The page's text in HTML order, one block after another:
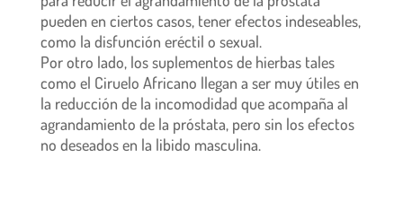
pueden en ciertos casos, tener efectos indeseables,
como la disfunción eréctil o sexual.
Por otro lado, los suplementos de hierbas tales
como el Ciruelo Africano llegan a ser muy útiles en
la reducción de la incomodidad que acompaña al
agrandamiento de la próstata, pero sin los efectos
no deseados en la libido masculina.